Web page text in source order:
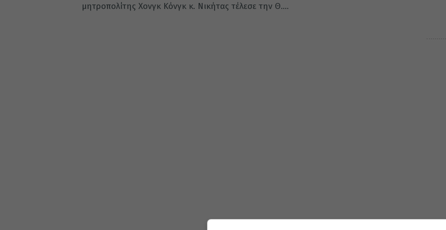
μητροπολίτης Χονγκ Κόνγκ κ. Νικήτας τέλεσε την Θ....